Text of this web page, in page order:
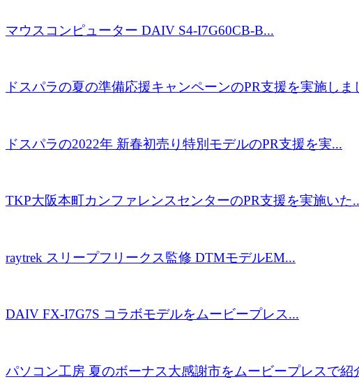
マウスコンピューター DAIV S4-I7G60CB-B...
ドスパラの夏の準備応援キャンペーンのPR支援を実施しま
ドスパラの2022年 新春初売り特別モデルのPR支援を実...
TKP大阪本町カンファレンスセンターのPR支援を実施いた
raytrek スリープフリークス監修 DTMモデルEM...
DAIV FX-I7G7S コラボモデルをムービープレス...
パソコン工房 夏のボーナス大感謝市をムービープレスで紹